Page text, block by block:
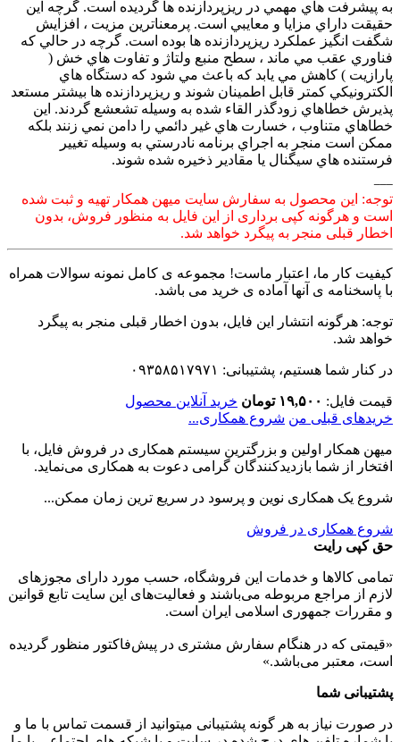
به پيشرفت هاي مهمي در ريزپردازنده ها گرديده است. گرچه اين
حقيقت داراي مزايا و معايبي است. پرمعناترين مزيت ، افزايش
شگفت انگيز عملکرد ريزپردازنده ها بوده است. گرچه در حالي که
فناوري عقب مي ماند ، سطح منبع ولتاژ و تفاوت هاي خش (
پارازيت ) کاهش مي يابد که باعث مي شود که دستگاه هاي
الکترونيکي کمتر قابل اطمينان شوند و ريزپردازنده ها بيشتر مستعد
پذيرش خطاهاي زودگذر القاء شده به وسيله تشعشع گردند. اين
خطاهاي متناوب ، خسارت هاي غير دائمي را دامن نمي زنند بلکه
ممکن است منجر به اجراي برنامه نادرستي به وسيله تغيير
فرستنده هاي سيگنال يا مقادير ذخيره شده شوند.
توجه: این محصول به سفارش سایت میهن همکار تهیه و ثبت شده
است و هرگونه کپی برداری از این فایل به منظور فروش، بدون
اخطار قبلی منجر به پیگرد خواهد شد.
کیفیت کار ما، اعتبار ماست! مجموعه ی کامل نمونه سوالات همراه
با پاسخنامه ی آنها آماده ی خرید می باشد.
توجه: هرگونه انتشار این فایل، بدون اخطار قبلی منجر به پیگرد
خواهد شد.
در کنار شما هستیم، پشتیبانی: ۰۹۳۵۸۵۱۷۹۷۱
قیمت فایل: ۱۹,۵۰۰ تومان
خرید آنلاین محصول
خریدهای قبلی من شروع همکاری...
میهن همکار اولین و بزرگترین سیستم همکاری در فروش فایل، با
افتخار از شما بازدیدکنندگان گرامی دعوت به همکاری می‌نماید.
شروع یک همکاری نوین و پرسود در سریع ترین زمان ممکن...
شروع همکاری در فروش
حق کپی رایت
تمامی كالاها و خدمات اين فروشگاه، حسب مورد دارای مجوزهای
لازم از مراجع مربوطه می‌باشند و فعاليت‌های اين سايت تابع قوانين
و مقررات جمهوری اسلامی ايران است.
«قیمتی که در هنگام سفارش مشتری در پیش‌­فاکتور منظور گرديده
است، معتبر می‌باشد.»
پشتیبانی شما
در صورت نیاز به هر گونه پشتیبانی میتوانید از قسمت تماس با ما و